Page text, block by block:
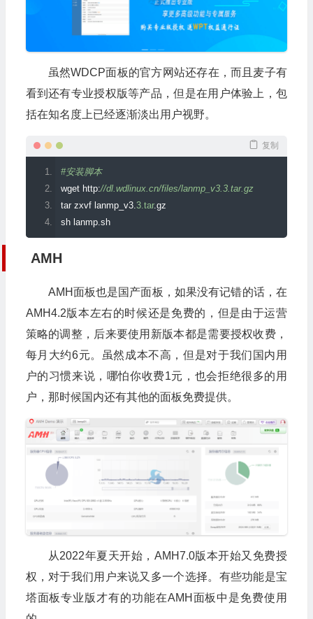
虽然WDCP面板的官方网站还存在，而且麦子有
看到还有专业授权版等产品，但是在用户体验上，包
括在知名度上已经逐渐淡出用户视野。
复制
#安装脚本
wget http://dl.wdlinux.cn/files/lanmp_v3.3.tar.gz
tar zxvf lanmp_v3. 3.tar. gz
sh lanmp. sh
AMH
AMH面板也是国产面板，如果没有记错的话，在
AMH4.2版本左右的时候还是免费的，但是由于运营
策略的调整，后来要使用新版本都是需要授权收费，
每月大约6元。虽然成本不高，但是对于我们国内用
户的习惯来说，哪怕你收费1元，也会拒绝很多的用
户，那时候国内还有其他的面板免费提供。
从2022年夏天开始，AMH7.0版本开始又免费授
权，对于我们用户来说又多一个选择。有些功能是宝
塔面板专业版才有的功能在AMH面板中是免费使用